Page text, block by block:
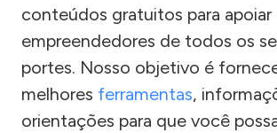
conteúdos gratuitos para apoiar
empreendedores de todos os
portes. Nosso objetivo é
melhores ferramentas,
orientações para que você